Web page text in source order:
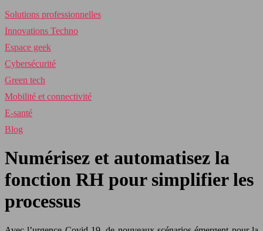
Solutions professionnelles
Innovations Techno
Espace geek
Cybersécurité
Green tech
Mobilité et connectivité
E-santé
Blog
Numérisez et automatisez la
fonction RH pour simplifier les
processus